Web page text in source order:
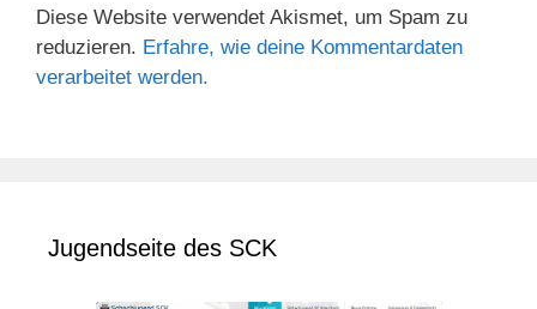
Diese Website verwendet Akismet, um Spam zu
reduzieren. Erfahre, wie deine Kommentardaten
verarbeitet werden.
Jugendseite des SCK